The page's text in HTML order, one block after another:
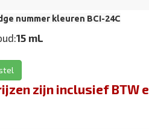
nummer kleuren BCI-24C
15 mL
zijn inclusief BTW